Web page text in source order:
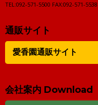
TEL:092-571-5500 FAX:092-571-5538
通販サイト
愛香園通販サイト
会社案内 Download